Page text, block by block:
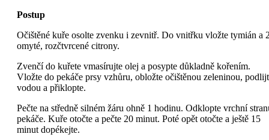
Postup
Očištěné kuře osolte zvenku i zevnitř. Do vnitřku vložte tymián a
omyté, rozčtvrcené citrony.
Zvenčí do kuřete vmasírujte olej a posypte důkladně kořením.
Vložte do pekáče prsy vzhůru, obložte očištěnou zeleninou,
vodou a přiklopte.
Pečte na středně silném žáru ohně 1 hodinu. Odklopte vrchní
pekáče. Kuře otočte a pečte 20 minut. Poté opět otočte a ještě 15
minut dopékejte.